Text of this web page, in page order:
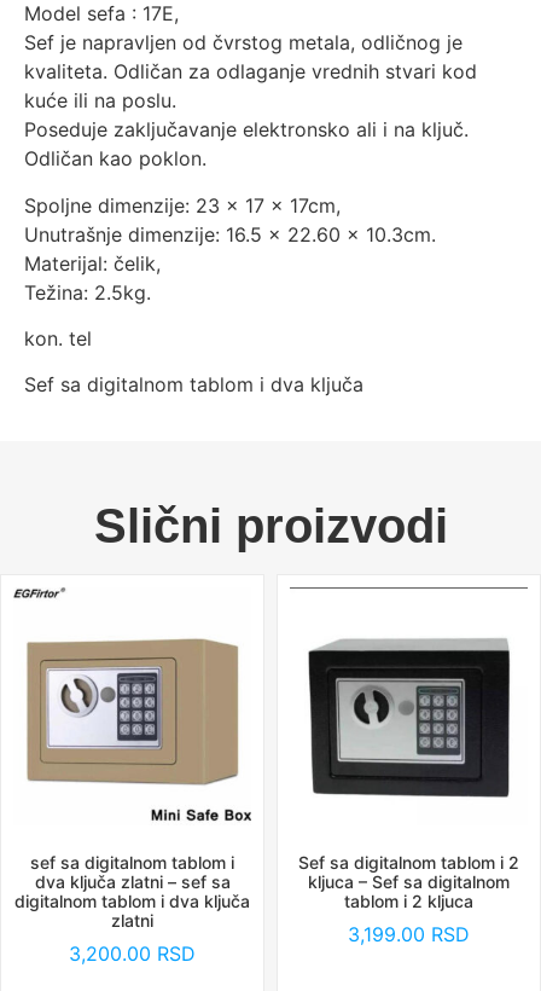
Model sefa : 17E,
Sef je napravljen od čvrstog metala, odličnog je
kvaliteta. Odličan za odlaganje vrednih stvari kod
kuće ili na poslu.
Poseduje zaključavanje elektronsko ali i na ključ.
Odličan kao poklon.
Spoljne dimenzije: 23 x 17 x 17cm,
Unutrašnje dimenzije: 16.5 x 22.60 x 10.3cm.
Materijal: čelik,
Težina: 2.5kg.
kon. tel
Sef sa digitalnom tablom i dva ključa
Slični proizvodi
sef sa digitalnom tablom i
dva ključa zlatni – sef sa
digitalnom tablom i dva ključa
zlatni
3,200.00 RSD
Sef sa digitalnom tablom i 2
kljuca – Sef sa digitalnom
tablom i 2 kljuca
3,199.00 RSD